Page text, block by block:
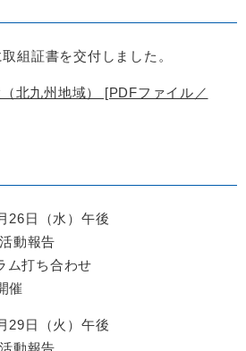
組証書を交付しました。
北九州地域） [PDFファイル／
26日（水）午後
動報告
ち合わせ
催
29日（火）午後